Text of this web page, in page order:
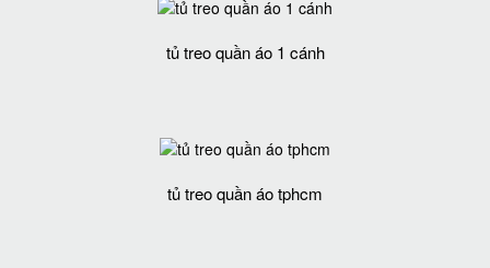
tủ treo quần áo 1 cánh
tủ treo quần áo tphcm